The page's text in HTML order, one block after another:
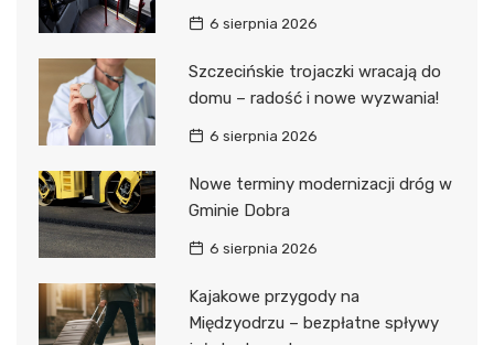
6 sierpnia 2026
Szczecińskie trojaczki wracają do
domu – radość i nowe wyzwania!
6 sierpnia 2026
Nowe terminy modernizacji dróg w
Gminie Dobra
6 sierpnia 2026
Kajakowe przygody na
Międzyodrzu – bezpłatne spływy